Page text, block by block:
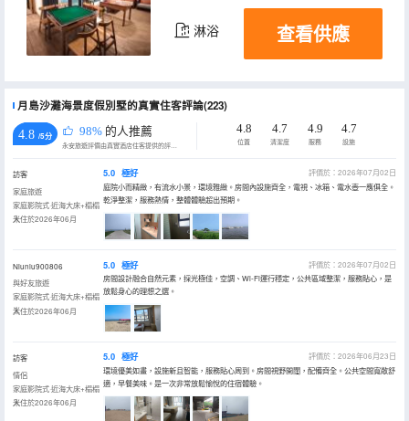
淋浴 查看供應
月島沙灘海景度假別墅的真實住客評論(223)
4.8 /5分 98% 的人推薦
永安旅遊評價由真實酒店住客提供的評價。
4.8
位置
4.7
清潔度
4.9
服務
4.7
設施
訪客
家庭旅遊
家庭影院式·近海大床+榻榻
米
入住於2026年06月
5.0 極好
評價於：2026年07月02日
庭院小而精緻，有流水小景，環境雅緻。房間內設施齊全，電視、冰箱、電水壺一應俱全。
乾淨整潔，服務熱情，整體體驗超出預期。
Niuniu900806
與好友旅遊
家庭影院式·近海大床+榻榻
米
入住於2026年06月
5.0 極好
評價於：2026年07月02日
房間設計融合自然元素，採光極佳，空調、Wi-Fi運行穩定，公共區域整潔，服務貼心，是
放鬆身心的理想之選。
訪客
情侶
家庭影院式·近海大床+榻榻
米
入住於2026年06月
5.0 極好
評價於：2026年06月23日
環境優美如畫，設施新且智能，服務貼心周到。房間視野開闊，配備齊全。公共空間寬敞舒
適，早餐美味。是一次非常放鬆愉悅的住宿體驗。